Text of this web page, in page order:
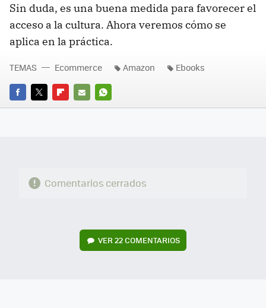
Sin duda, es una buena medida para favorecer el
acceso a la cultura. Ahora veremos cómo se
aplica en la práctica.
FACEBOOK
TWITTERFLIPBOARD
E-
WHATSAPP
TEMAS Ecommerce Amazon Ebooks
Comentarios cerrados
VER22 COMENTARIOS